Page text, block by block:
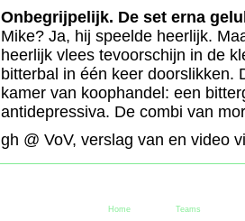
Onbegrijpelijk. De set erna
Mike? Ja, hij speelde heerlijk.
heerlijk vlees tevoorschijn in de
bitterbal in één keer doorslikken.
kamer van koophandel: een
antidepressiva. De combi van
gh @ VoV, verslag van en video
Home Teams